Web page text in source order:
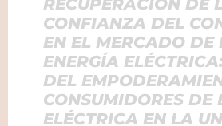
RECUPERACIÓN DE
CONFIANZA DEL
EN EL MERCADO DE
ENERGÍA
DEL
CONSUMIDORES DE
ELÉCTRICA EN LA